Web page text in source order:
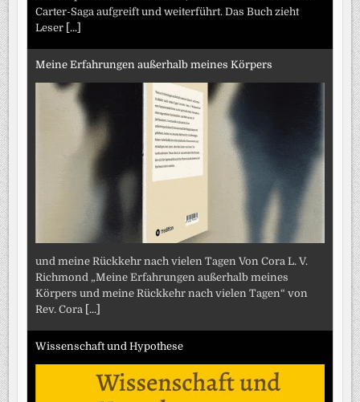
Carter-Saga aufgreift und weiterführt. Das Buch zieht
Leser [...]
Meine Erfahrungen außerhalb meines Körpers
und meine Rückkehr nach vielen Tagen Von Cora L. V.
Richmond „Meine Erfahrungen außerhalb meines
Körpers und meine Rückkehr nach vielen Tagen“ von
Rev. Cora
[...]
Wissenschaft und Hypothese